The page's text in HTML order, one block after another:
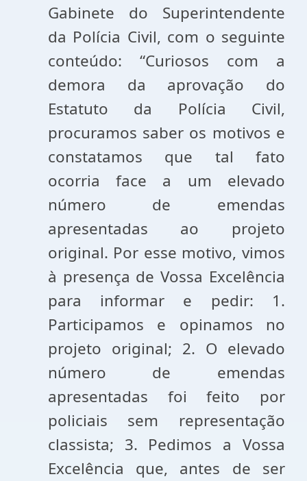
Gabinete do Superintendente
da Polícia Civil, com o seguinte
conteúdo: “Curiosos com a
demora da aprovação do
Estatuto da Polícia Civil,
procuramos saber os motivos e
constatamos que tal fato
ocorria face a um elevado
número de emendas
apresentadas ao projeto
original. Por esse motivo, vimos
à presença de Vossa Excelência
para informar e pedir: 1.
Participamos e opinamos no
projeto original; 2. O elevado
número de emendas
apresentadas foi feito por
policiais sem representação
classista; 3. Pedimos a Vossa
Excelência que, antes de ser